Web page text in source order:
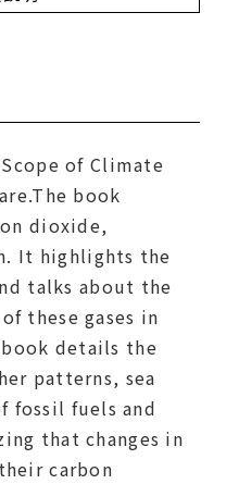
of Climate
book
dioxide,
It highlights the
talks about the
these gases in
details the
patterns, sea
fossil fuels and
that changes in
carbon